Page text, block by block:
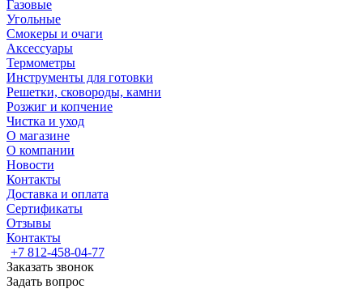
Газовые
Угольные
Смокеры и очаги
Аксессуары
Термометры
Инструменты для готовки
Решетки, сковороды, камни
Розжиг и копчение
Чистка и уход
О магазине
О компании
Новости
Контакты
Доставка и оплата
Сертификаты
Отзывы
Контакты
+7 812-458-04-77
Заказать звонок
Задать вопрос